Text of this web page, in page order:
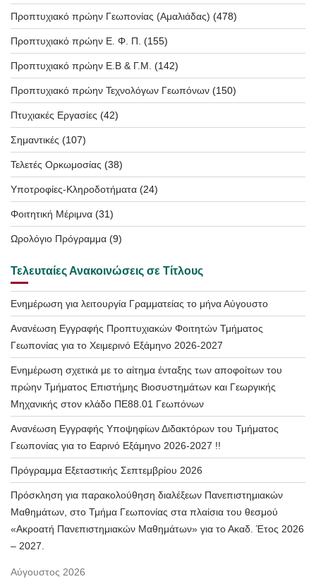
Προπτυχιακό πρώην Γεωπονίας (Αμαλιάδας) (478)
Προπτυχιακό πρώην Ε. Φ. Π. (155)
Προπτυχιακό πρώην Ε.Β & Γ.Μ. (142)
Προπτυχιακό πρώην Τεχνολόγων Γεωπόνων (150)
Πτυχιακές Εργασίες (42)
Σημαντικές (107)
Τελετές Ορκωμοσίας (38)
Υποτροφίες-Κληροδοτήματα (24)
Φοιτητική Μέριμνα (31)
Ωρολόγιο Πρόγραμμα (9)
Τελευταίες Ανακοινώσεις σε Τίτλους
Ενημέρωση για λειτουργία Γραμματείας το μήνα Αύγουστο
Ανανέωση Εγγραφής Προπτυχιακών Φοιτητών Τμήματος
Γεωπονίας για το Χειμερινό Εξάμηνο 2026-2027
Ενημέρωση σχετικά με το αίτημα ένταξης των αποφοίτων του
πρώην Τμήματος Επιστήμης Βιοσυστημάτων και Γεωργικής
Μηχανικής στον κλάδο ΠΕ88.01 Γεωπόνων
Ανανέωση Εγγραφής Υποψηφίων Διδακτόρων του Τμήματος
Γεωπονίας για το Εαρινό Εξάμηνο 2026-2027 !!
Πρόγραμμα Εξεταστικής Σεπτεμβρίου 2026
Πρόσκληση για παρακολούθηση διαλέξεων Πανεπιστημιακών
Μαθημάτων, στο Τμήμα Γεωπονίας στα πλαίσια του θεσμού
«Ακροατή Πανεπιστημιακών Μαθημάτων» για το Ακαδ. Έτος 2026
– 2027.
Αύγουστος 2026